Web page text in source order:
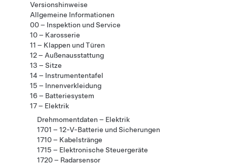
Versionshinweise
Allgemeine Informationen
00 – Inspektion und Service
10 – Karosserie
11 – Klappen und Türen
12 – Außenausstattung
13 – Sitze
14 – Instrumententafel
15 – Innenverkleidung
16 – Batteriesystem
17 – Elektrik
Drehmomentdaten – Elektrik
1701 – 12-V-Batterie und Sicherungen
1710 – Kabelstränge
1715 – Elektronische Steuergeräte
1720 – Radarsensor